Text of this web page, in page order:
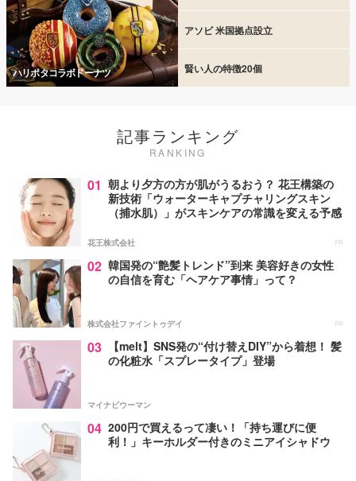
ハリポタコラボドーナツ
アソビ 米国拠点設立
賢い人の特徴20個
記事ランキング
RANKING
01 朝より夕方の方が肌がうるおう？ 花王構築の
新技術「ウォーターキャプチャリングスキン
（捕水肌）」がスキンケアの常識を変える予感
花王株式会社 PR
02 韓国発の“艶髪トレンド”到来 美容好きの女性
の自信を育む「ヘアケア事情」って？
株式会社ファイントゥデイ PR
03
【melt】SNS発の“付け替えDIY”から着想！ 髪
の化粧水「スプレータイプ」登場
マイナビウーマン
04 200円で買えるって凄い！「持ち運びに便
利！」キーホルダー付きのミニアイシャドウ